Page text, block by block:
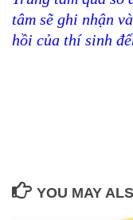
tâm sẽ ghi nhận
hồi của thí sinh
YOU MAY